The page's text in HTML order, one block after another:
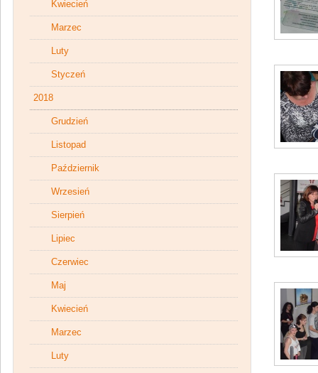
Kwiecień
Marzec
Luty
Styczeń
2018
Grudzień
Listopad
Październik
Wrzesień
Sierpień
Lipiec
Czerwiec
Maj
Kwiecień
Marzec
Luty